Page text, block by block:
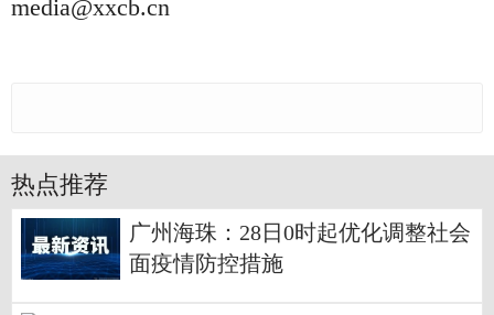
media@xxcb.cn
热点推荐
广州海珠：28日0时起优化调整社会
面疫情防控措施